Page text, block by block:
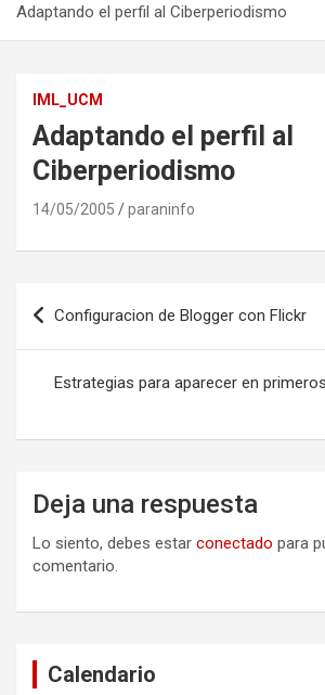
Adaptando el perfil al Ciberperiodismo
IML_UCM
Adaptando el perfil al
Ciberperiodismo
14/05/2005 paraninfo
Navegación
de
entradas
Configuracion de Blogger con Flickr
Estrategias para aparecer en
Deja una respuesta
Lo siento, debes estar conectado para
comentario.
Calendario